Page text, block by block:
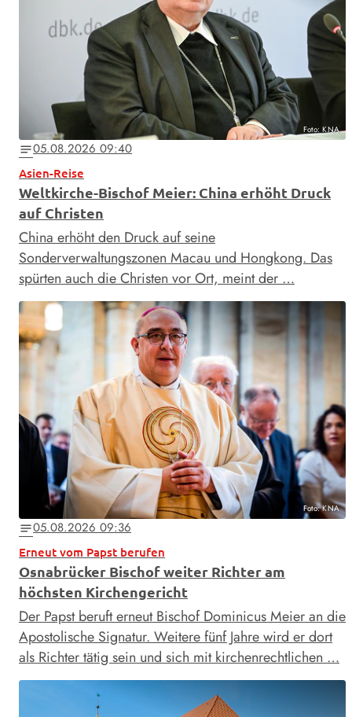
Foto: KNA
notes05.08.2026 09:40
Asien-Reise
Weltkirche-Bischof Meier: China erhöht Druck
auf Christen
China erhöht den Druck auf seine
Sonderverwaltungszonen Macau und Hongkong. Das
spürten auch die Christen vor Ort, meint der …
Foto: KNA
notes05.08.2026 09:36
Erneut vom Papst berufen
Osnabrücker Bischof weiter Richter am
höchsten Kirchengericht
Der Papst beruft erneut Bischof Dominicus Meier an die
Apostolische Signatur. Weitere fünf Jahre wird er dort
als Richter tätig sein und sich mit kirchenrechtlichen …